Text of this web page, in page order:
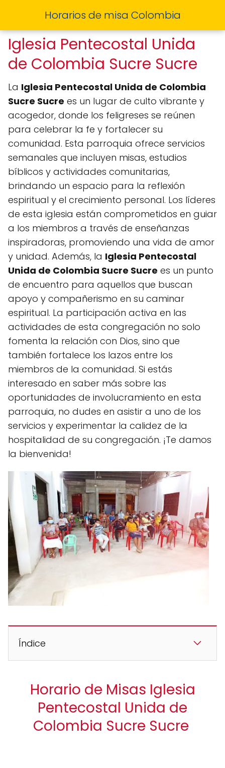
Horarios de misa Colombia
Iglesia Pentecostal Unida
de Colombia Sucre Sucre
La Iglesia Pentecostal Unida de Colombia
Sucre Sucre es un lugar de culto vibrante y
acogedor, donde los feligreses se reúnen
para celebrar la fe y fortalecer su
comunidad. Esta parroquia ofrece servicios
semanales que incluyen misas, estudios
bíblicos y actividades comunitarias,
brindando un espacio para la reflexión
espiritual y el crecimiento personal. Los líderes
de esta iglesia están comprometidos en guiar
a los miembros a través de enseñanzas
inspiradoras, promoviendo una vida de amor
y unidad. Además, la Iglesia Pentecostal
Unida de Colombia Sucre Sucre es un punto
de encuentro para aquellos que buscan
apoyo y compañerismo en su caminar
espiritual. La participación activa en las
actividades de esta congregación no solo
fomenta la relación con Dios, sino que
también fortalece los lazos entre los
miembros de la comunidad. Si estás
interesado en saber más sobre las
oportunidades de involucramiento en esta
parroquia, no dudes en asistir a uno de los
servicios y experimentar la calidez de la
hospitalidad de su congregación. ¡Te damos
la bienvenida!
Índice
Horario de Misas Iglesia
Pentecostal Unida de
Colombia Sucre Sucre